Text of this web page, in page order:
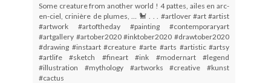
Some creature from another world ! 4 pattes, ailes en arc-
en-ciel, crinière de plumes, … 🐩 . . . #artlover #art #artist
#artwork #artoftheday #painting #contemporaryart
#artgallery #artober2020 #inktober2020 #drawtober2020
#drawing #instaart #creature #arte #arts #artistic #artsy
#artlife #sketch #fineart #ink #modernart #legend
#illustration #mythology #artworks #creative #kunst
#cactus